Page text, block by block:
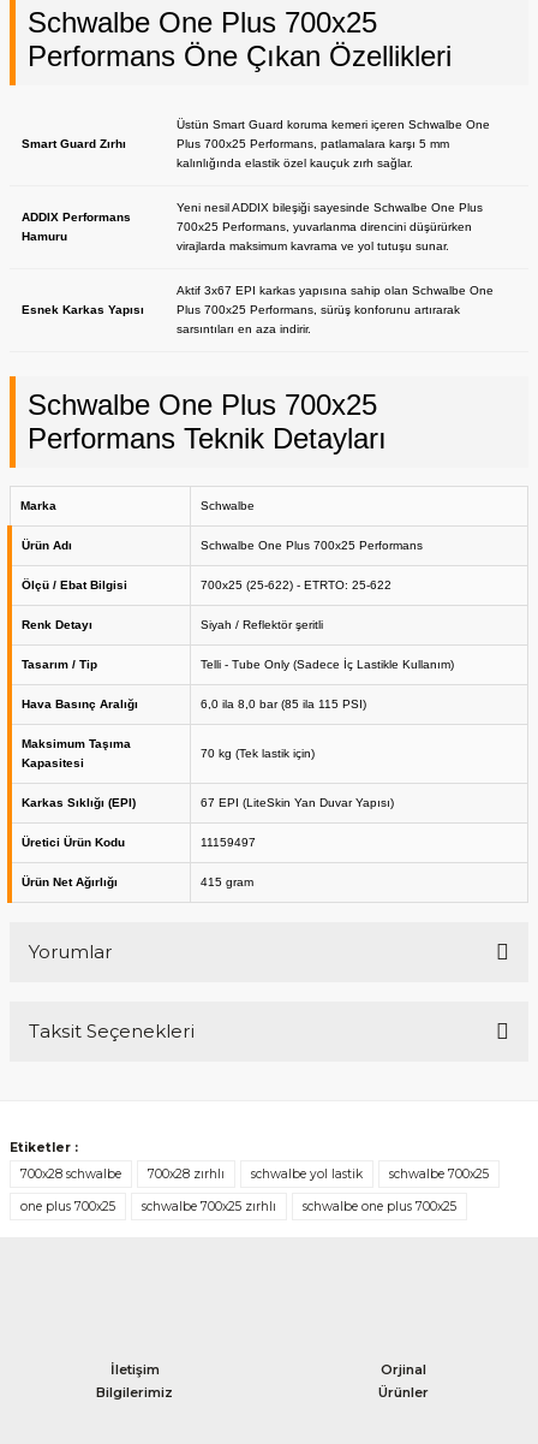
Schwalbe One Plus 700x25
Performans Öne Çıkan Özellikleri
Smart Guard Zırhı
Üstün Smart Guard koruma kemeri içeren Schwalbe One
Plus 700x25 Performans, patlamalara karşı 5 mm
kalınlığında elastik özel kauçuk zırh sağlar.
ADDIX Performans
Hamuru
Yeni nesil ADDIX bileşiği sayesinde Schwalbe One Plus
700x25 Performans, yuvarlanma direncini düşürürken
virajlarda maksimum kavrama ve yol tutuşu sunar.
Esnek Karkas Yapısı
Aktif 3x67 EPI karkas yapısına sahip olan Schwalbe One
Plus 700x25 Performans, sürüş konforunu artırarak
sarsıntıları en aza indirir.
Schwalbe One Plus 700x25
Performans Teknik Detayları
Marka Schwalbe
Ürün Adı Schwalbe One Plus 700x25 Performans
Ölçü / Ebat Bilgisi 700x25 (25-622) - ETRTO: 25-622
Renk Detayı Siyah / Reflektör şeritli
Tasarım / Tip Telli - Tube Only (Sadece İç Lastikle Kullanım)
Hava Basınç Aralığı 6,0 ila 8,0 bar (85 ila 115 PSI)
Maksimum Taşıma
Kapasitesi
70 kg (Tek lastik için)
Karkas Sıklığı (EPI) 67 EPI (LiteSkin Yan Duvar Yapısı)
Üretici Ürün Kodu 11159497
Ürün Net Ağırlığı 415 gram
Yorumlar
Taksit Seçenekleri
Etiketler :
700x28 schwalbe
700x28 zırhlı schwalbe yol lastik schwalbe 700x25
one plus 700x25 schwalbe 700x25 zırhlı schwalbe one plus 700x25
İletişim
Bilgilerimiz
Orjinal
Ürünler